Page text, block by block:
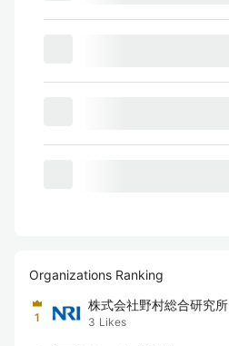
Organizations Ranking
1
株式会社野村総合研究所
3 Likes